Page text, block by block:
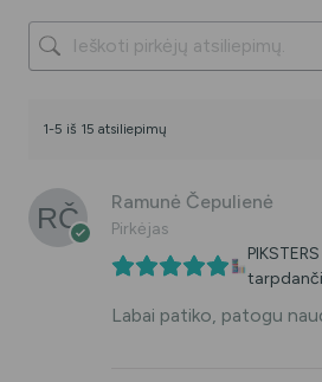
1-5 iš 15 atsiliepimų
Ramunė Čepulienė
Pirkėjas
Labai patiko, patogu